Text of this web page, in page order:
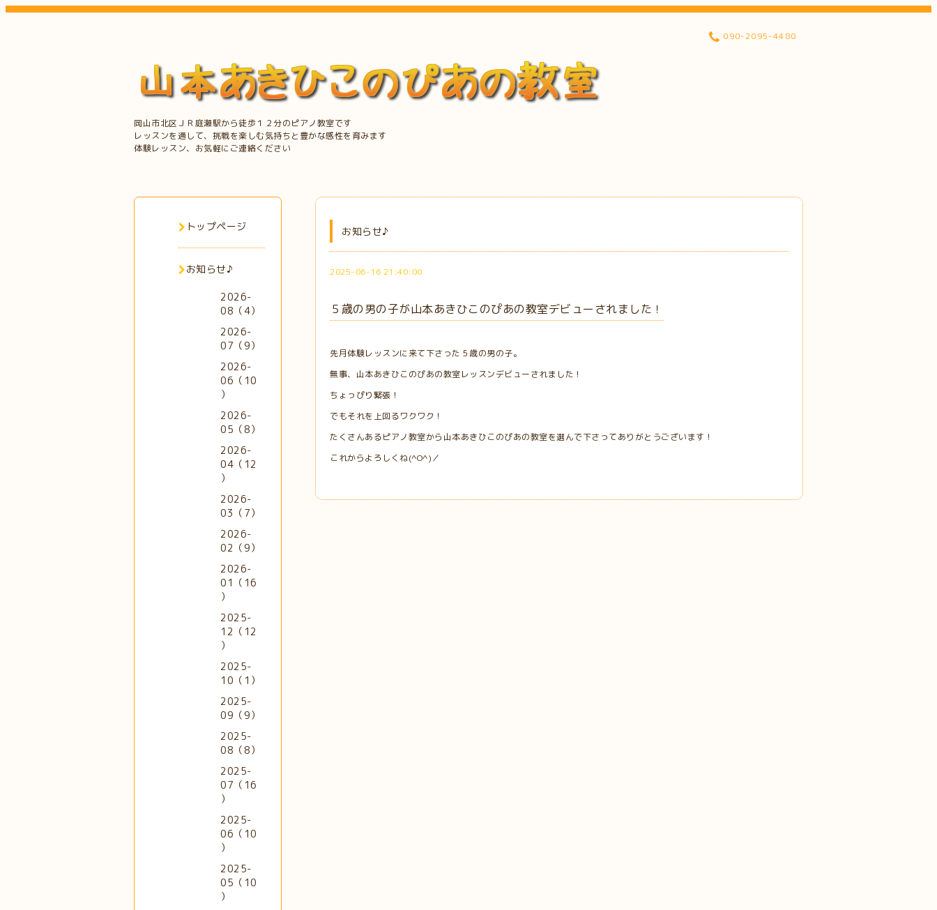
岡山市北区ＪＲ庭瀬駅から徒歩１２分のピアノ教室です
レッスンを通して、挑戦を楽しむ気持ちと豊かな感性を育みます
体験レッスン、お気軽にご連絡ください
090-2095-4480
お知らせ♪
2025-06-16 21:40:00
５歳の男の子が山本あきひこのぴあの教室デビューされました！
先月体験レッスンに来て下さった５歳の男の子。
無事、山本あきひこのぴあの教室レッスンデビューされました！
ちょっぴり緊張！
でもそれを上回るワクワク！
たくさんあるピアノ教室から山本あきひこのぴあの教室を選んで下さってありがとうございます！
これからよろしくね(^O^)／
トップページ
お知らせ♪
2026-
08（4）
2026-
07（9）
2026-
06（10
）
2026-
05（8）
2026-
04（12
）
2026-
03（7）
2026-
02（9）
2026-
01（16
）
2025-
12（12
）
2025-
10（1）
2025-
09（9）
2025-
08（8）
2025-
07（16
）
2025-
06（10
）
2025-
05（10
）